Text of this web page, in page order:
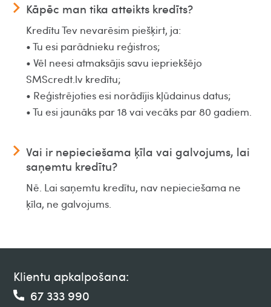
Kāpēc man tika atteikts kredīts?
Kredītu Tev nevarēsim piešķirt, ja:
• Tu esi parādnieku reģistros;
• Vēl neesi atmaksājis savu iepriekšējo
SMScredt.lv kredītu;
• Reģistrējoties esi norādījis kļūdainus datus;
• Tu esi jaunāks par 18 vai vecāks par 80 gadiem.
Vai ir nepieciešama ķīla vai galvojums, lai
saņemtu kredītu?
Nē. Lai saņemtu kredītu, nav nepieciešama ne
ķīla, ne galvojums.
Klientu apkalpošana:
67 333 990